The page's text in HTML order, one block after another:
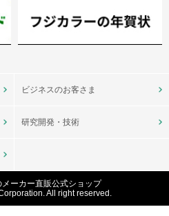
ビジネスのお客さま
研究開発・技術
ーカー直販公式ショップ
All right reserved.